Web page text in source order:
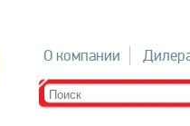
О компании